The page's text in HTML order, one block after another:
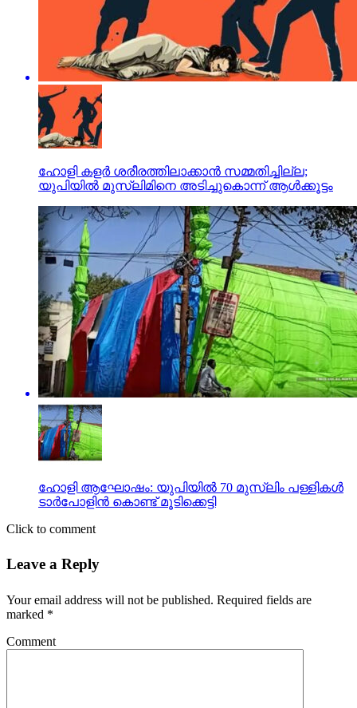
ഹോളി കളർ ശരീരത്തിലാക്കാൻ സമ്മതിച്ചില്ല;
യുപിയിൽ മുസ്‌ലിമിനെ അടിച്ചുകൊന്ന് ആൾക്കൂട്ടം
ഹോളി ആഘോഷം: യുപിയില്‍ 70 മുസ്‍ലിം പള്ളികൾ
ടാർപോളിൻ കൊണ്ട് മൂടിക്കെട്ടി
Click to comment
Leave a Reply
Your email address will not be published. Required fields are
marked *
Comment